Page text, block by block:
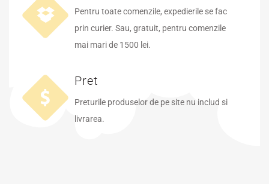
Pentru toate comenzile, expedierile se fac
prin curier. Sau, gratuit, pentru comenzile
mai mari de 1500 lei.
Pret
Preturile produselor de pe site nu includ si
livrarea.